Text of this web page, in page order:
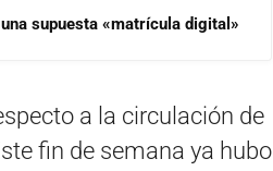
supuesta «matrícula digital»
a la circulación de
fin de semana ya hubo